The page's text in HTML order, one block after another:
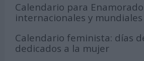
Calendario para
internacionales y
Calendario feminista: días
dedicados a la mujer